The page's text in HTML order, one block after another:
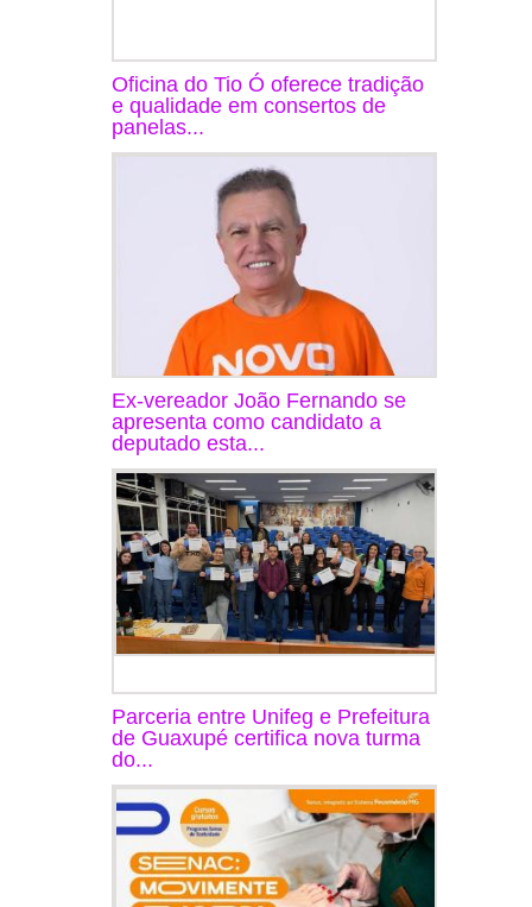
Oficina do Tio Ó oferece tradição
e qualidade em consertos de
panelas...
Ex-vereador João Fernando se
apresenta como candidato a
deputado esta...
Parceria entre Unifeg e Prefeitura
de Guaxupé certifica nova turma
do...